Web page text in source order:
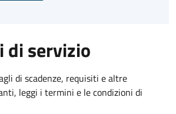
di servizio
di scadenze, requisiti e altre
leggi i termini e le condizioni di